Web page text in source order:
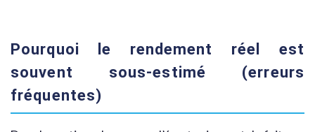
Pourquoi le rendement réel est
souvent sous-estimé (erreurs
fréquentes)